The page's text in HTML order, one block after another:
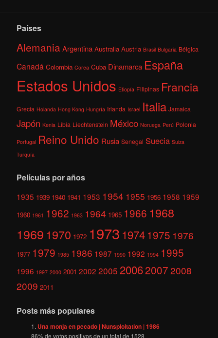
Países
AlemaniaArgentina Australia Austria Brasil Bulgaria Bélgica
Canadá Colombia Corea Cuba Dinamarca España
Estados Unidos Etiopía Filipinas Francia
Grecia Holanda Hong Kong Hungría Irlanda Israel Italia Jamaica
Japón Kenia Libia Liechtenstein México Noruega Perú Polonia
Portugal Reino Unido Rusia Senegal Suecia Suiza
Turquía
Películas por años
1935 1939 1940 1941 1953 1954 1955 1956 1958 1959
1960 1961 1962 1963 1964 1965 1966 1968
1969 1970 1972 1973 1974 1975 1976
1977 1979 1985 1986 1987 1990 1992 1994 1995
1996 1997 2000 2001 2002 2005 200620072008
2009 2011
Posts más populares
Una monja en pecado | Nunsploitation | 1986
86% de votos positivos de un total de 1528